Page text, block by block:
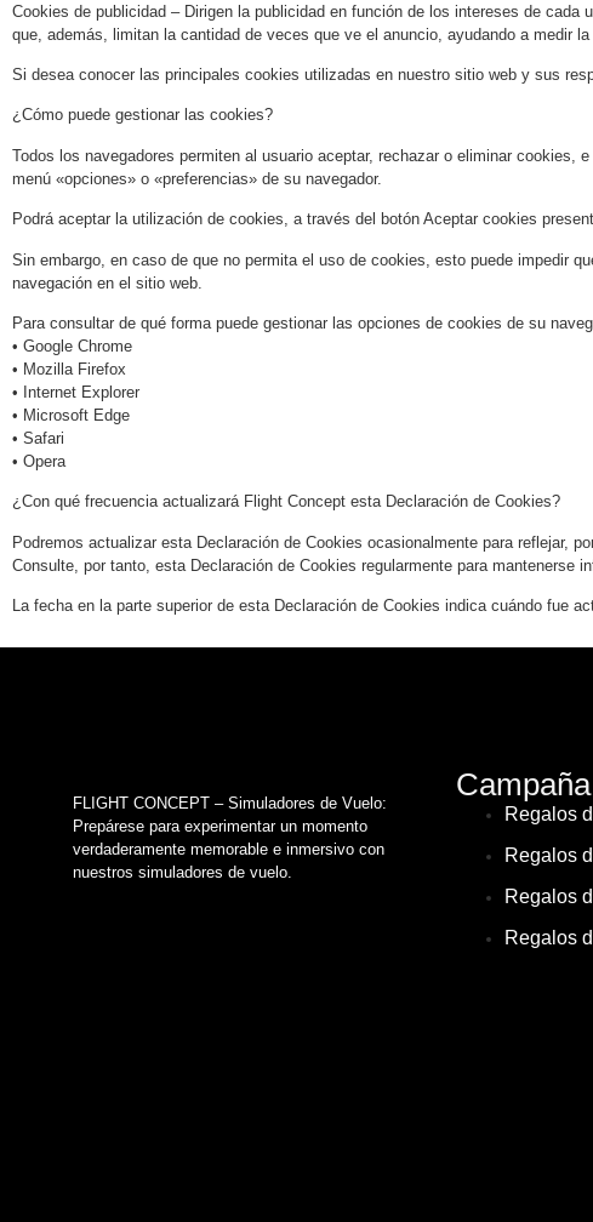
Cookies de publicidad – Dirigen la publicidad en función de los intereses de
que, además, limitan la cantidad de veces que ve el anuncio, ayudando a medir
Si desea conocer las principales cookies utilizadas en nuestro sitio web y sus
¿Cómo puede gestionar las cookies?
Todos los navegadores permiten al usuario aceptar, rechazar o eliminar
menú «opciones» o «preferencias» de su navegador.
Podrá aceptar la utilización de cookies, a través del botón Aceptar cookies
Sin embargo, en caso de que no permita el uso de cookies, esto puede impedir
navegación en el sitio web.
Para consultar de qué forma puede gestionar las opciones de cookies de su
• Google Chrome
• Mozilla Firefox
• Internet Explorer
• Microsoft Edge
• Safari
• Opera
¿Con qué frecuencia actualizará Flight Concept esta Declaración de Cookies?
Podremos actualizar esta Declaración de Cookies ocasionalmente para reflejar,
Consulte, por tanto, esta Declaración de Cookies regularmente para mantenerse
La fecha en la parte superior de esta Declaración de Cookies indica cuándo fue
FLIGHT CONCEPT – Simuladores de Vuelo:
Prepárese para experimentar un momento
verdaderamente memorable e inmersivo con
nuestros simuladores de vuelo.
Regalos
Regalos
Regalos
Regalos